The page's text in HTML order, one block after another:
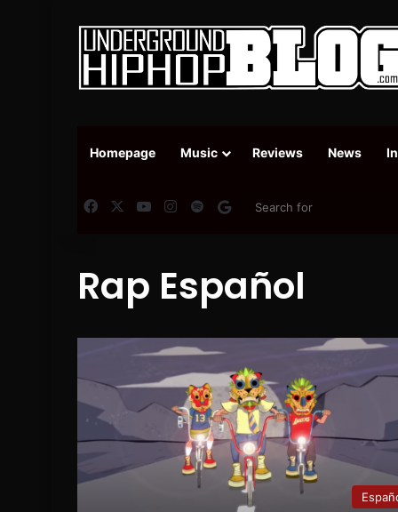
Homepage Music Reviews News
FacebookYouTubeInstagram
SpotifyGoogle News
Rap Español